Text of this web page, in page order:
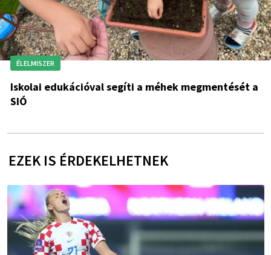
ÉLELMISZER
Iskolai edukációval segíti a méhek megmentését a
SIÓ
EZEK IS ÉRDEKELHETNEK